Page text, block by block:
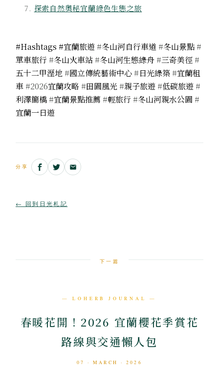
探索自然奧秘宜蘭綠色生態之旅
#Hashtags #宜蘭旅遊 #冬山河自行車道 #冬山景點 #
單車旅行 #冬山火車站 #冬山河生態綠舟 #三奇美徑 #
五十二甲溼地 #國立傳統藝術中心 #日光綠築 #宜蘭租
車 #2026宜蘭攻略 #田園風光 #親子旅遊 #低碳旅遊 #
利澤簡橋 #宜蘭景點推薦 #輕旅行 #冬山河親水公園 #
宜蘭一日遊
分享
← 回到日光札記
下一篇
— LOHERB JOURNAL —
春暖花開！2026 宜蘭櫻花季賞花
路線與交通懶人包
07 · MARCH · 2026